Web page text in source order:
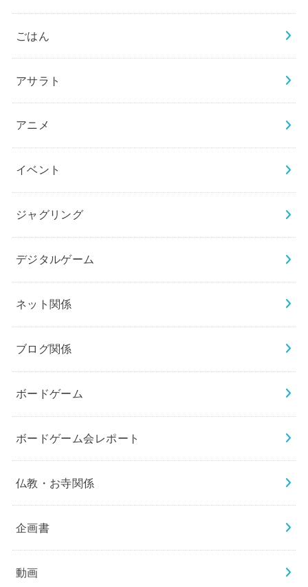
ごはん
アサラト
アニメ
イベント
ジャグリング
デジタルゲーム
ネット関係
ブログ関係
ボードゲーム
ボードゲーム会レポート
仏教・お寺関係
企画書
動画